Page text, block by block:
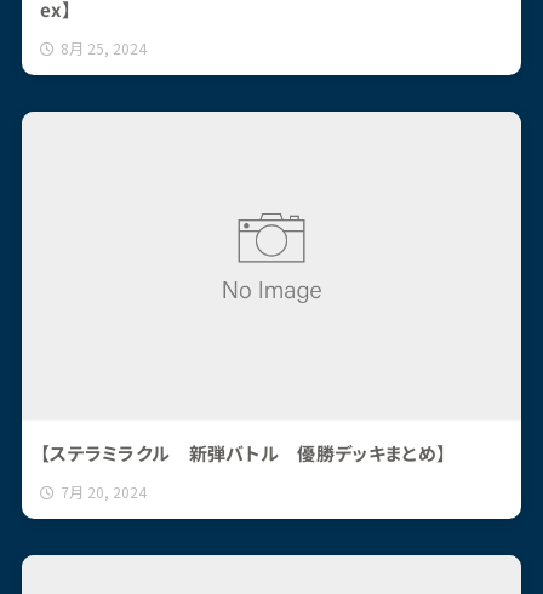
ex】
8月 25, 2024
【ステラミラクル 新弾バトル 優勝デッキまとめ】
7月 20, 2024